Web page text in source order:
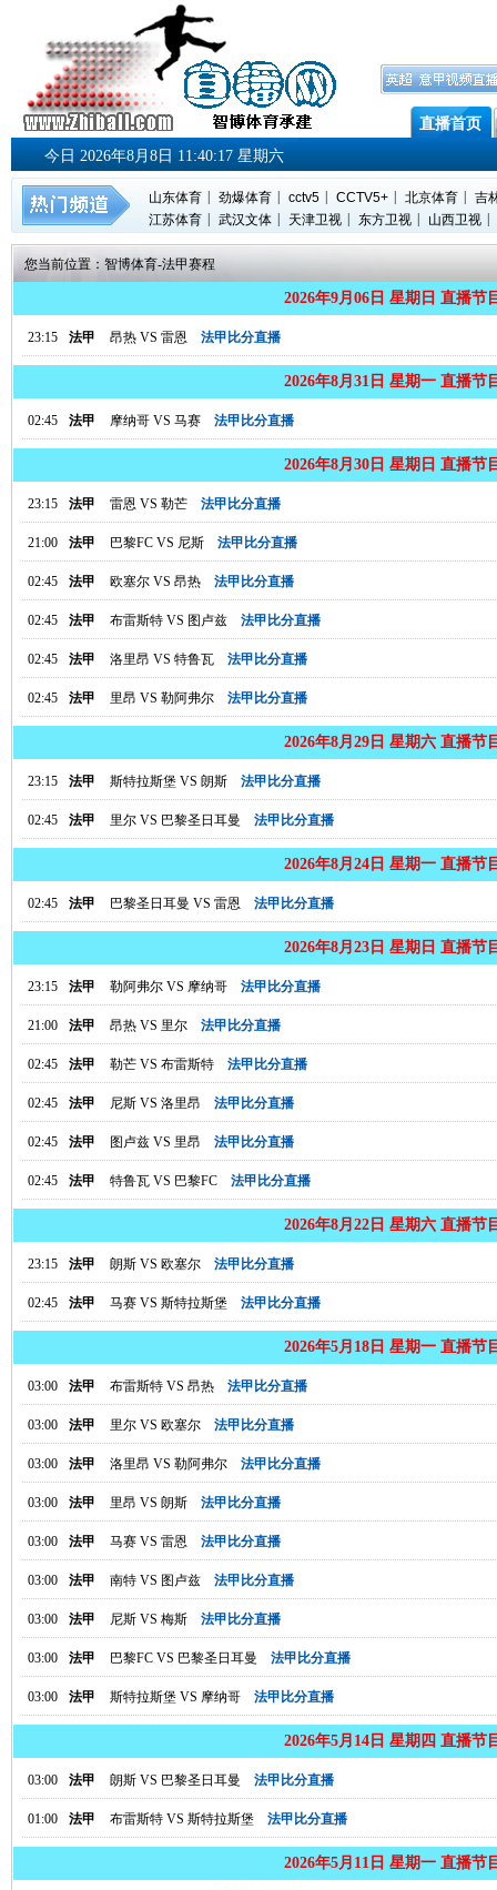
直播首页
今日 2026年8月8日 11:40:17 星期六
山东体育 劲爆体育 cctv5 CCTV5+ 北京体育
吉
江苏体育 | 武汉文体 | 天津卫视 | 东方卫视 | 山西卫视 |
您当前位置： 智博体育-法甲赛程
2026年9月06日 星期日 直播节
23:15 法甲 昂热 VS 雷恩 法甲比分直播
2026年8月31日 星期一 直播节
02:45 法甲 摩纳哥 VS 马赛 法甲比分直播
2026年8月30日 星期日 直播节
23:15 法甲 雷恩 VS 勒芒 法甲比分直播
21:00 法甲 巴黎FC VS 尼斯 法甲比分直播
02:45 法甲 欧塞尔 VS 昂热 法甲比分直播
02:45 法甲 布雷斯特 VS 图卢兹 法甲比分直播
02:45 法甲 洛里昂 VS 特鲁瓦 法甲比分直播
02:45 法甲 里昂 VS 勒阿弗尔 法甲比分直播
2026年8月29日 星期六 直播节
23:15 法甲 斯特拉斯堡 VS 朗斯 法甲比分直播
02:45 法甲 里尔 VS 巴黎圣日耳曼 法甲比分直播
2026年8月24日 星期一 直播节
02:45 法甲 巴黎圣日耳曼 VS 雷恩 法甲比分直播
2026年8月23日 星期日 直播节
23:15 法甲 勒阿弗尔 VS 摩纳哥 法甲比分直播
21:00 法甲 昂热 VS 里尔 法甲比分直播
02:45 法甲 勒芒 VS 布雷斯特 法甲比分直播
02:45 法甲 尼斯 VS 洛里昂 法甲比分直播
02:45 法甲 图卢兹 VS 里昂 法甲比分直播
02:45 法甲 特鲁瓦 VS 巴黎FC 法甲比分直播
2026年8月22日 星期六 直播节
23:15 法甲 朗斯 VS 欧塞尔 法甲比分直播
02:45 法甲 马赛 VS 斯特拉斯堡 法甲比分直播
2026年5月18日 星期一 直播节
03:00 法甲 布雷斯特 VS 昂热 法甲比分直播
03:00 法甲 里尔 VS 欧塞尔 法甲比分直播
03:00 法甲 洛里昂 VS 勒阿弗尔 法甲比分直播
03:00 法甲 里昂 VS 朗斯 法甲比分直播
03:00 法甲 马赛 VS 雷恩 法甲比分直播
03:00 法甲 南特 VS 图卢兹 法甲比分直播
03:00 法甲 尼斯 VS 梅斯 法甲比分直播
03:00 法甲 巴黎FC VS 巴黎圣日耳曼 法甲比分直播
03:00 法甲 斯特拉斯堡 VS 摩纳哥 法甲比分直播
2026年5月14日 星期四 直播节
03:00 法甲 朗斯 VS 巴黎圣日耳曼 法甲比分直播
01:00 法甲 布雷斯特 VS 斯特拉斯堡 法甲比分直播
2026年5月11日 星期一 直播节